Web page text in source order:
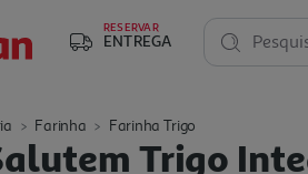
RESERVAR
ENTREGA
Farinha Farinha Trigo
Trigo